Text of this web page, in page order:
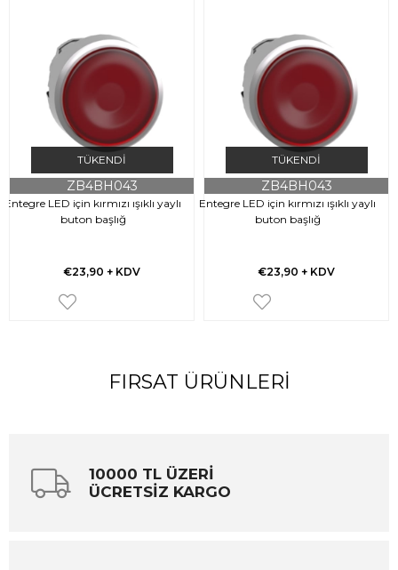
TÜKENDI
Entegre LED için kırmızı ışıklı yaylı
buton başlığ
ZB4BH043
€23,90 + KDV
TÜKENDI
Entegre LED için kırmızı ışıklı yaylı
buton başlığ
ZB4BH043
€23,90 + KDV
FIRSAT ÜRÜNLERI
10000 TL ÜZERİ
ÜCRETSİZ KARGO